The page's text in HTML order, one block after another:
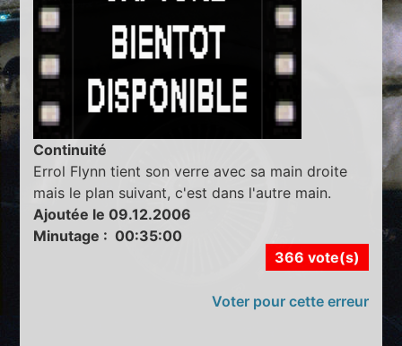
Continuité
Errol Flynn tient son verre avec sa main droite
mais le plan suivant, c'est dans l'autre main.
Ajoutée le 09.12.2006
Minutage : 00:35:00
366 vote(s)
Voter pour cette erreur